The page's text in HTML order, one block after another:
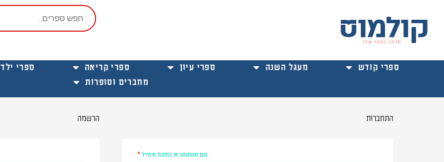
לתוכן
Products
search
ספרי קודש מעגל השנה ספרי עיון ספרי קריאה ספרי
מחברים וסופרות
התחברות
שם משתמש או כתובת אימייל*
הרשמה